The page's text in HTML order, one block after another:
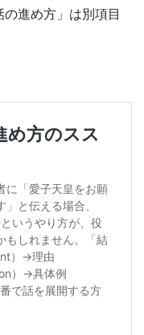
進め方」は別項目